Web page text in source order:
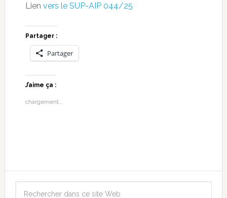
Lien vers le SUP-AIP 044/25
Partager :
Partager
J’aime ça :
chargement…